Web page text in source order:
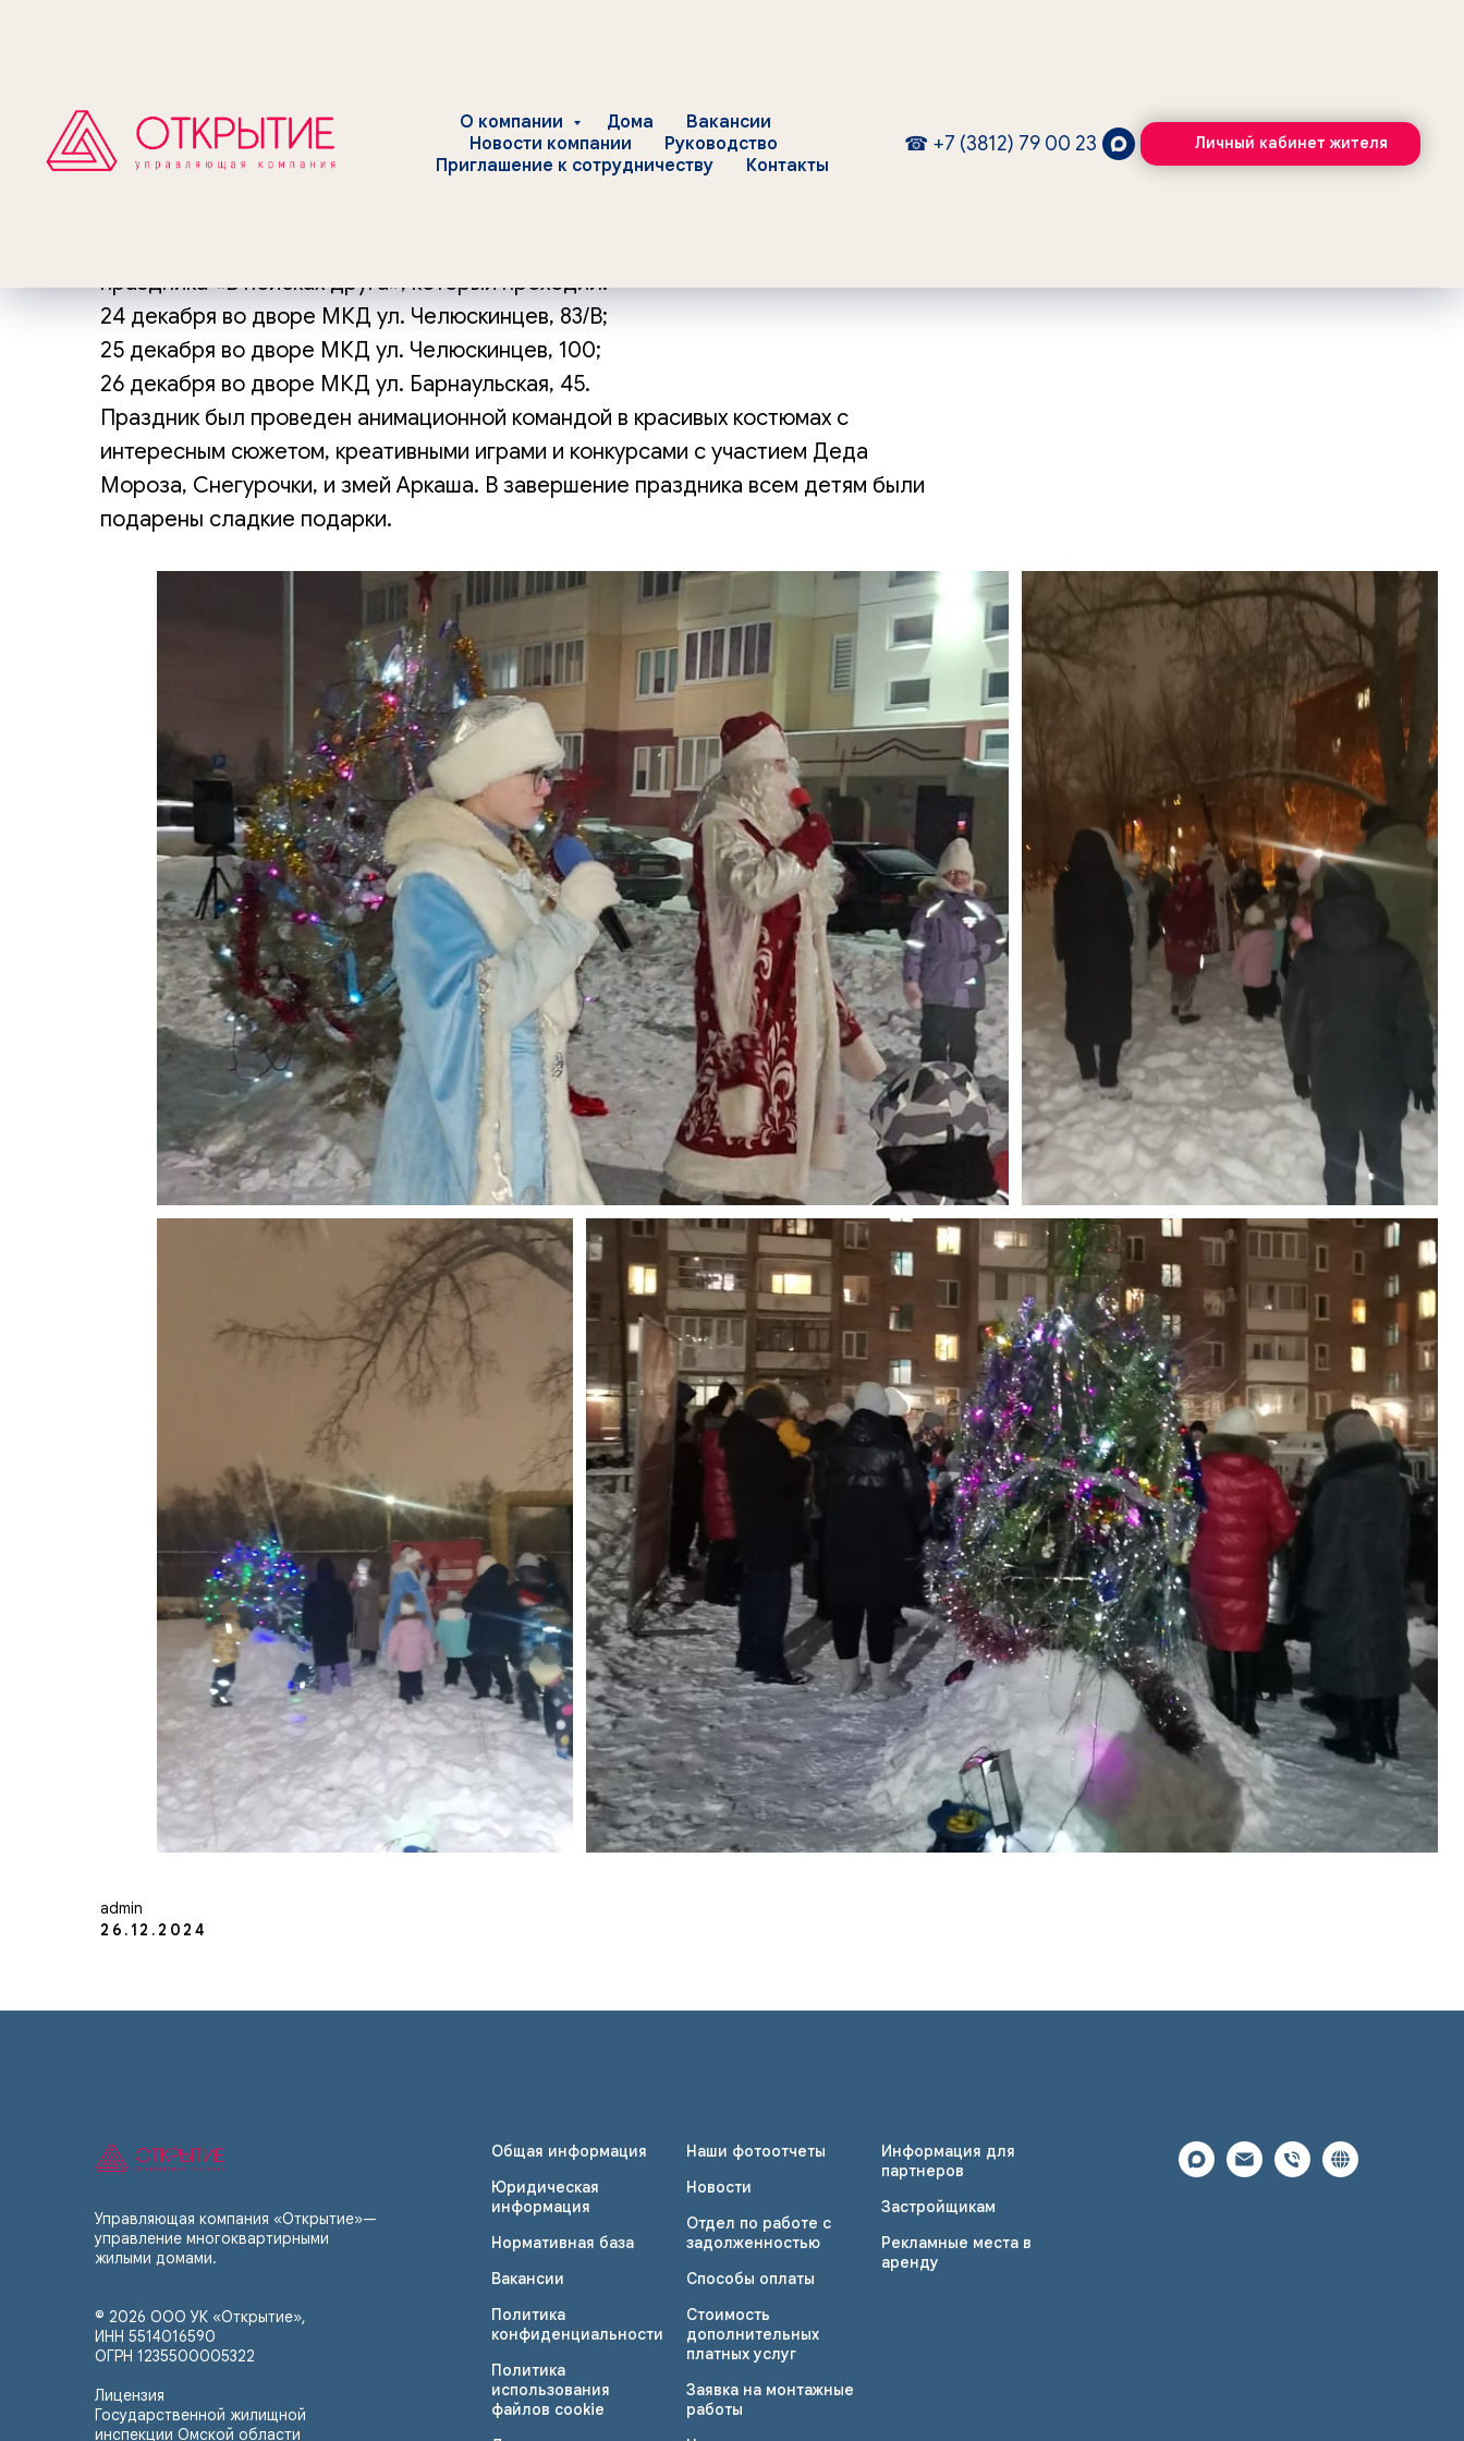
О компании Дома
Вакансии
Новости компании
Руководство
Приглашение к сотрудничеству
Контакты
☎+7 (3812) 79 00 23 Личный кабинет жителя
ПРАЗДНИК ОТ УК «ОТКРЫТИЕ» 24-26
праздника «В поисках друга», который проходил:
24 декабря во дворе МКД ул. Челюскинцев, 83/В;
25 декабря во дворе МКД ул. Челюскинцев, 100;
26 декабря во дворе МКД ул. Барнаульская, 45.
Праздник был проведен анимационной командой в красивых костюмах с
интересным сюжетом, креативными играми и конкурсами с участием Деда
Мороза, Снегурочки, и змей Аркаша. В завершение праздника всем детям были
подарены сладкие подарки.
admin
26.12.2024
Управляющая компания «Открытие»—
управление многоквартирными
жилыми домами.
© 2026 ООО УК «Открытие»,
ИНН 5514016590
ОГРН 1235500005322
Лицензия
Государственной жилищной
инспекции Омской области
Общая информация
Юридическая
информация
Нормативная база
Вакансии
Политика
конфиденциальности
Политика
использования
файлов cookie
Наши фотоотчеты
Новости
Отдел по работе с
задолженностью
Способы оплаты
Стоимость
дополнительных
платных услуг
Заявка на монтажные
работы
Информация для
партнеров
Застройщикам
Рекламные места в
аренду